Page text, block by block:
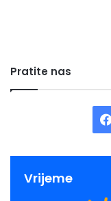
Pratite nas
Vrijeme